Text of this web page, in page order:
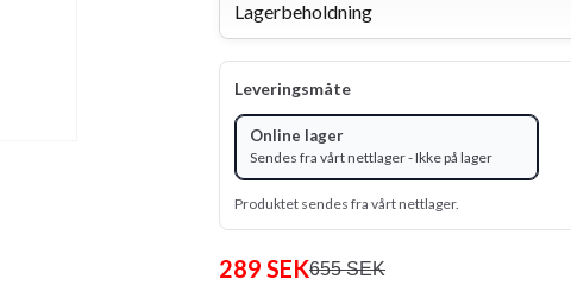
Lagerbeholdning
Leveringsmåte
Online lager
Sendes fra vårt nettlager - Ikke på lager
Produktet sendes fra vårt nettlager.
289 SEK655 SEK